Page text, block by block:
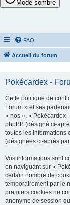
FAQ
Accueil du forum
Pokécardex -
Cette politique de
Forum » et ses
« nos », « Pokécardex
phpBB (désigné ci-
toutes les informations
(désignées ci-après
Vos informations sont
en naviguant sur «
certain nombre de
temporairement par le
premiers cookies ne
anonyme de session